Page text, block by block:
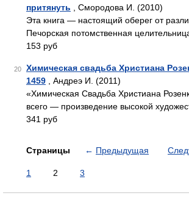
притянуть , Смородова И. (2010)
Эта книга — настоящий оберег от
Печорская потомственная
153 руб
20
Химическая свадьба Христиана
1459 , Андреэ И. (2011)
«Химическая Свадьба Христиана
всего — произведение высокой
341 руб
Страницы ← Предыдущая
1 2 3